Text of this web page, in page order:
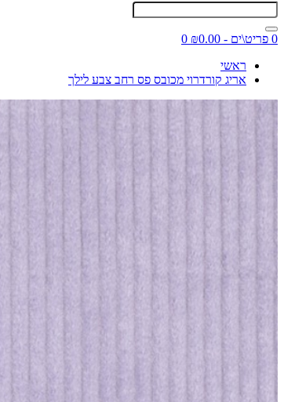
0 פריט\ים - ₪0.00
0
ראשי
אריג קורדרוי מכובס פס רחב צבע לילך